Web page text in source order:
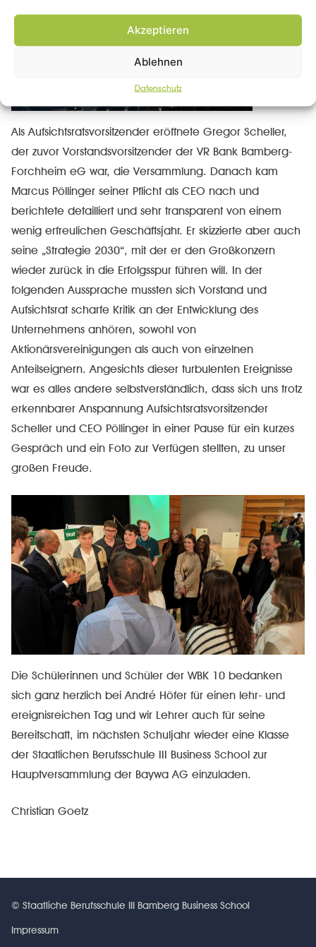
Akzeptieren
Ablehnen
Datenschutz
Als Aufsichtsratsvorsitzender eröffnete Gregor Scheller,
der zuvor Vorstandsvorsitzender der VR Bank Bamberg-
Forchheim eG war, die Versammlung. Danach kam
Marcus Pöllinger seiner Pflicht als CEO nach und
berichtete detailliert und sehr transparent von einem
wenig erfreulichen Geschäftsjahr. Er skizzierte aber auch
seine „Strategie 2030“, mit der er den Großkonzern
wieder zurück in die Erfolgsspur führen will. In der
folgenden Aussprache mussten sich Vorstand und
Aufsichtsrat scharfe Kritik an der Entwicklung des
Unternehmens anhören, sowohl von
Aktionärsvereinigungen als auch von einzelnen
Anteilseignern. Angesichts dieser turbulenten Ereignisse
war es alles andere selbstverständlich, dass sich uns trotz
erkennbarer Anspannung Aufsichtsratsvorsitzender
Scheller und CEO Pöllinger in einer Pause für ein kurzes
Gespräch und ein Foto zur Verfügen stellten, zu unser
großen Freude.
Die Schülerinnen und Schüler der WBK 10 bedanken
sich ganz herzlich bei André Höfer für einen lehr- und
ereignisreichen Tag und wir Lehrer auch für seine
Bereitschaft, im nächsten Schuljahr wieder eine Klasse
der Staatlichen Berufsschule III Business School zur
Hauptversammlung der Baywa AG einzuladen.
Christian Goetz
© Staatliche Berufsschule III Bamberg Business School
Impressum